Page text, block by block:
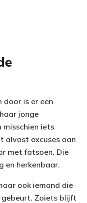
door is er een
jonge
misschien iets
alvast excuses aan
met fatsoen. Die
en herkenbaar.
ook iemand die
gebeurt. Zoiets blijft